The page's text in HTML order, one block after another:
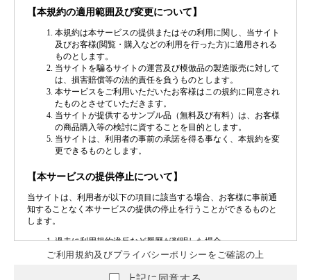
ご利用規約及びプライバシーポリシーをご確認の上